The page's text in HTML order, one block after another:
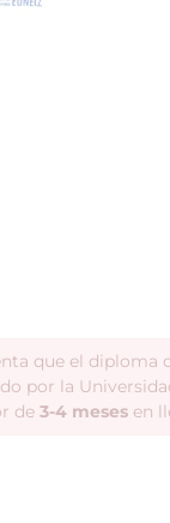
que el diploma
por la
de 3-4 meses en